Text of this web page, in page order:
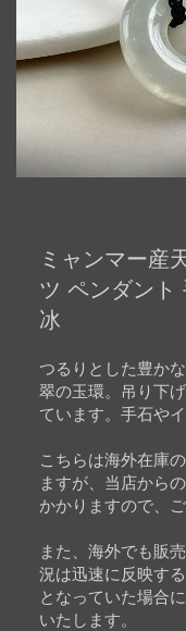
beginning
images
ミャンマー産
ツ ペンダント
冰
つるりとした豊か
翠の玉環。吊り下
ています。手石や
こちらは海外在庫
ますが、当店から
かかりますので、
また、海外でも販
況は迅速に反映す
となっていた場合
いたします。